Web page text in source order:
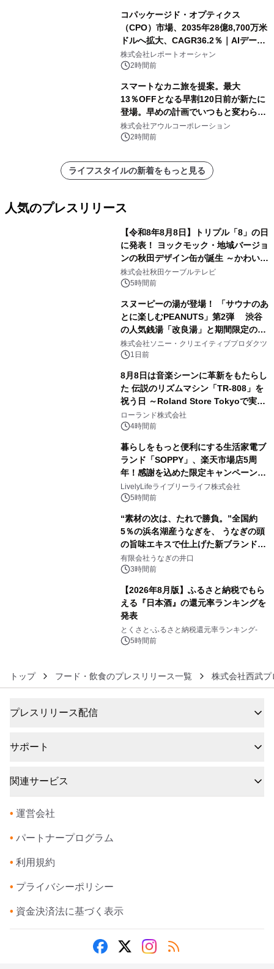
コパッケージド・オプティクス
（CPO）市場、2035年28億8,700万米
ドルへ拡大、CAGR36.2％｜AIデータ
センター・高速光通信需要が成長を加
速
株式会社レポートオーシャン
2時間前
スマートなカニ旅を提案。最大
13％OFFとなる早割120日前が新たに
登場。早めの計画でいつもと変わらぬ
大人の冬旅を。ー夕日ヶ浦温泉「佳松
苑 別邸ふうか」ー
株式会社アウルコーポレーション
2時間前
ライフスタイルの新着をもっと見る
人気のプレスリリース
【令和8年8月8日】トリプル「8」の日
に発表！ ヨックモック・地域バージョ
ンの秋田デザイン缶が誕生 ～かわいい
秋田犬の子犬と秋田の四季と名所を巡
るパッケージ～ 9月1日(火)秋田県内で
株式会社秋田ケーブルテレビ
5時間前
スヌーピーの湯が登場！ 「サウナのあ
とに楽しむPEANUTS」第2弾 渋谷
の人気銭湯「改良湯」と期間限定のコ
ラボレーション サウナイキタイコラ
ボグッズも発売決定！
株式会社ソニー・クリエイティブプロダクツ
1日前
8月8日は音楽シーンに革新をもたらし
た 伝説のリズムマシン「TR-808」を
祝う日 ～Roland Store Tokyoで実機
を展示しての 記念キャンペーンを開
催 英国ラジオ「NTS」の 特別プログ
ラムや、「TR-808」を愛する伝説的
アーティストを フィーチャーしたアニ
メーションを公開～
ローランド株式会社
4時間前
暮らしをもっと便利にする生活家電ブ
ランド「SOPPY」、楽天市場店5周
年！感謝を込めた限定キャンペーンを
8月10日より開催
LivelyLifeライブリーライフ株式会社
5時間前
“素材の次は、たれで勝負。”全国約
5％の浜名湖産うなぎを、 うなぎの頭
の旨味エキスで仕上げた新ブランド
「井口の誉」誕生
有限会社うなぎの井口
3時間前
【2026年8月版】ふるさと納税でもら
える『日本酒』の還元率ランキングを
発表
とくさと-ふるさと納税還元率ランキング-
5時間前
トップ フード・飲食のプレスリリース一覧 株式会社西武
プレスリリース配信
サポート
関連サービス
• 運営会社
• パートナープログラム
• 利用規約
• プライバシーポリシー
• 資金決済法に基づく表示